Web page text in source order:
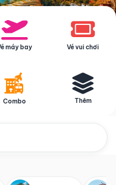
máy bay Vé vui chơi
Combo Thêm